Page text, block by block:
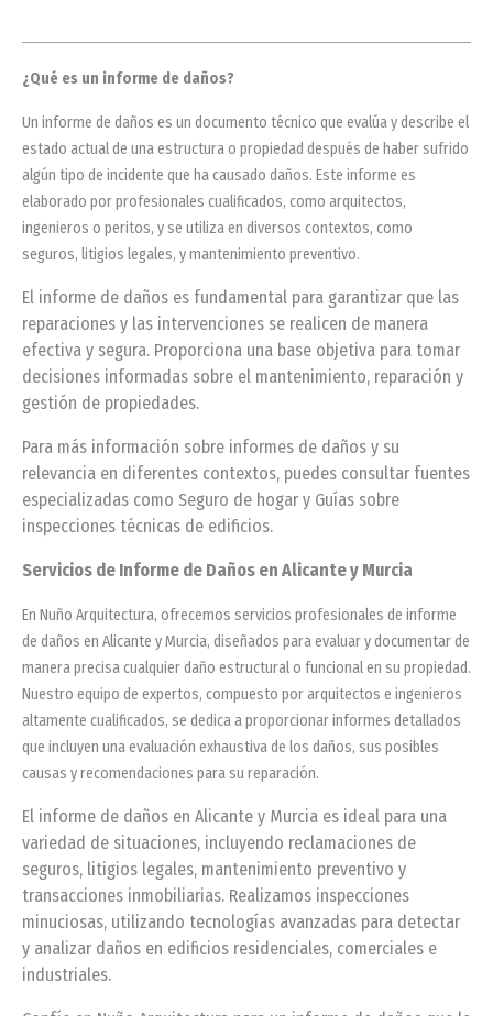
¿Qué es un informe de daños?
Un informe de daños es un documento técnico que evalúa y describe el
estado actual de una estructura o propiedad después de haber sufrido
algún tipo de incidente que ha causado daños. Este informe es
elaborado por profesionales cualificados, como arquitectos,
ingenieros o peritos, y se utiliza en diversos contextos, como
seguros, litigios legales, y mantenimiento preventivo.
El informe de daños es fundamental para garantizar que las
reparaciones y las intervenciones se realicen de manera
efectiva y segura. Proporciona una base objetiva para tomar
decisiones informadas sobre el mantenimiento, reparación y
gestión de propiedades.
Para más información sobre informes de daños y su
relevancia en diferentes contextos, puedes consultar fuentes
especializadas como Seguro de hogar y Guías sobre
inspecciones técnicas de edificios.
Servicios de Informe de Daños en Alicante y Murcia
En Nuño Arquitectura, ofrecemos servicios profesionales de informe
de daños en Alicante y Murcia, diseñados para evaluar y documentar de
manera precisa cualquier daño estructural o funcional en su propiedad.
Nuestro equipo de expertos, compuesto por arquitectos e ingenieros
altamente cualificados, se dedica a proporcionar informes detallados
que incluyen una evaluación exhaustiva de los daños, sus posibles
causas y recomendaciones para su reparación.
El informe de daños en Alicante y Murcia es ideal para una
variedad de situaciones, incluyendo reclamaciones de
seguros, litigios legales, mantenimiento preventivo y
transacciones inmobiliarias. Realizamos inspecciones
minuciosas, utilizando tecnologías avanzadas para detectar
y analizar daños en edificios residenciales, comerciales e
industriales.